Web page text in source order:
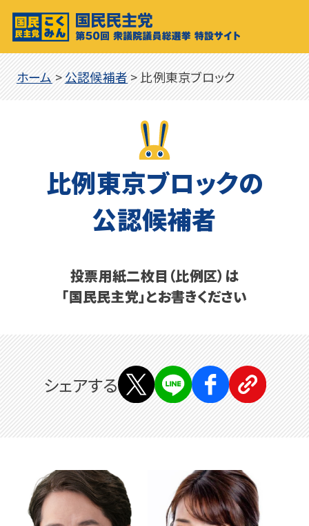
ホーム >公認候補者 > 比例東京ブロック
比例東京ブロックの
公認候補者
投票用紙二枚目（比例区）は
「国民民主党」とお書きください
シェアする